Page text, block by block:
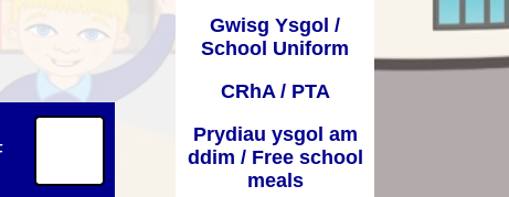
Learning from
Dyddiadau Tymor / Term Dates
Iaith a Lleferydd / Speech and
Language
GGA / PDG
Bwydlen / Menu
Gwisg Ysgol /
School Uniform
CRhA / PTA
Prydiau ysgol am
ddim / Free school
meals